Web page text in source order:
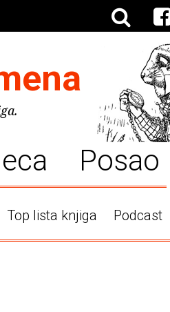
Posao
Top lista knjiga Podcast